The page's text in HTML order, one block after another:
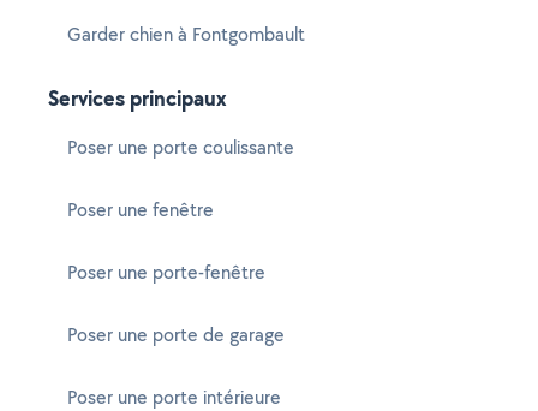
Garder chien à Fontgombault
Services principaux
Poser une porte coulissante
Poser une fenêtre
Poser une porte-fenêtre
Poser une porte de garage
Poser une porte intérieure